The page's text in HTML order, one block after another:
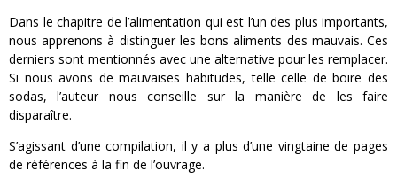
Dans le chapitre de l’alimentation qui est l’un des plus importants,
nous apprenons à distinguer les bons aliments des mauvais. Ces
derniers sont mentionnés avec une alternative pour les remplacer.
Si nous avons de mauvaises habitudes, telle celle de boire des
sodas, l’auteur nous conseille sur la manière de les faire
disparaître.
S’agissant d’une compilation, il y a plus d’une vingtaine de pages
de références à la fin de l’ouvrage.